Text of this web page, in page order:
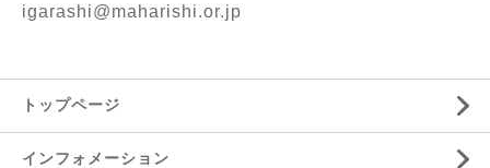
igarashi@maharishi.or.jp
トップページ
インフォメーション